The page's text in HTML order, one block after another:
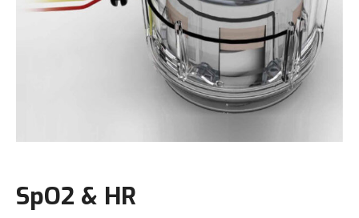
SpO2 & HR